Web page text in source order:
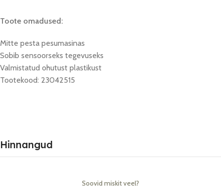
Toote omadused:
Mitte pesta pesumasinas
Sobib sensoorseks tegevuseks
Valmistatud ohutust plastikust
Tootekood: 23042515
Hinnangud
Soovid miskit veel?